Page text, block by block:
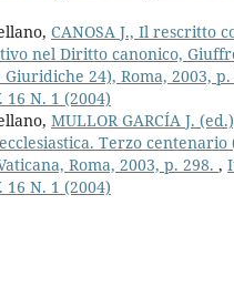
CANOSA J., Il rescritto
nel Diritto canonico,
24), Roma, 2003, p.
16 N. 1 (2004)
MULLOR GARCÍA J.
Terzo centenario
Roma, 2003, p. 298. ,
16 N. 1 (2004)